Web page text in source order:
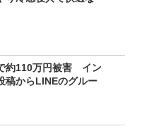
約110万円被害 イン
稿からLINEのグルー